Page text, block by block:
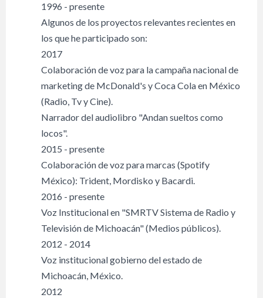
1996 - presente
Algunos de los proyectos relevantes recientes en
los que he participado son:
2017
Colaboración de voz para la campaña nacional de
marketing de McDonald's y Coca Cola en México
(Radio, Tv y Cine).
Narrador del audiolibro "Andan sueltos como
locos".
2015 - presente
Colaboración de voz para marcas (Spotify
México): Trident, Mordisko y Bacardi.
2016 - presente
Voz Institucional en "SMRTV Sistema de Radio y
Televisión de Michoacán" (Medios públicos).
2012 - 2014
Voz institucional gobierno del estado de
Michoacán, México.
2012